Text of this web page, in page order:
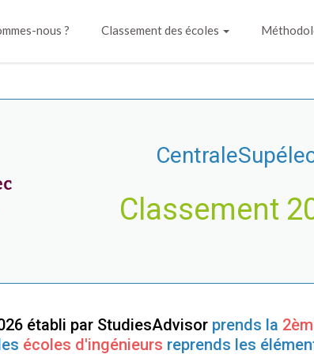
nous ? Classement des écoles
Classement
établi par StudiesAdvisor prends la
écoles d'ingénieurs reprends les